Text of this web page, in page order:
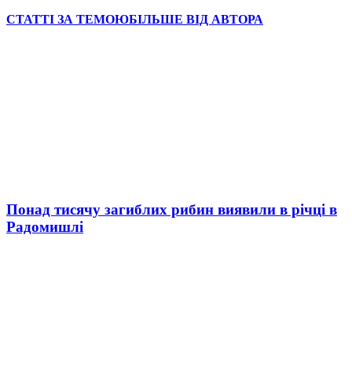
СТАТТІ ЗА ТЕМОЮБІЛЬШЕ ВІД АВТОРА
Понад тисячу загиблих рибин виявили в річці в
Радомишлі